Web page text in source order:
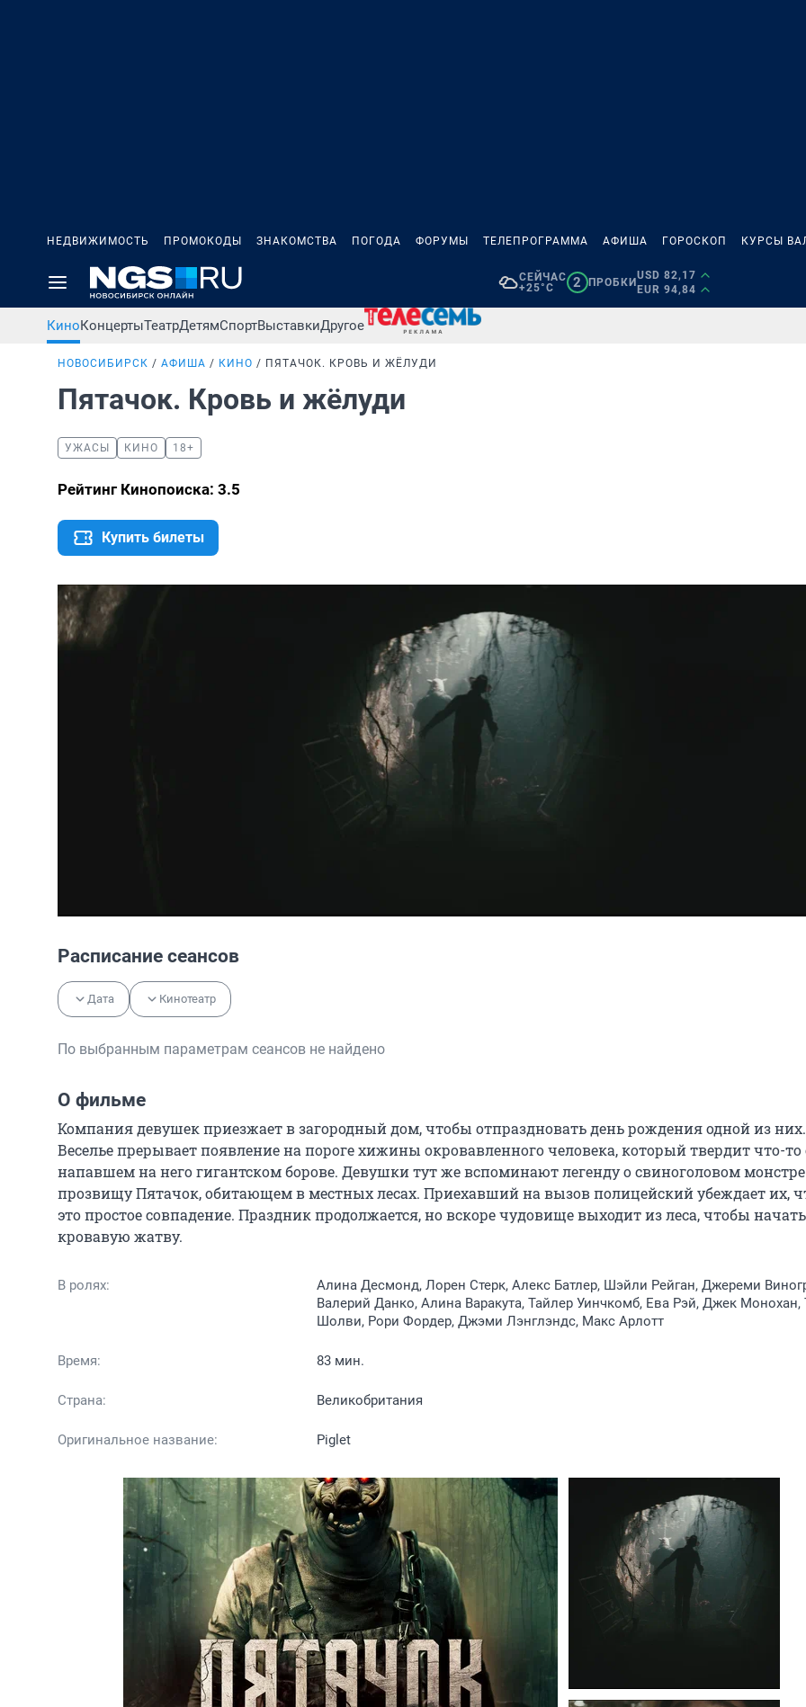
НЕДВИЖИМОСТЬ ПРОМОКОДЫ ЗНАКОМСТВА ПОГОДА ФОРУМЫ ТЕЛЕПРОГРАММА АФИША ГОРОСКОП КУРСЫ
СЕЙЧАС
+25°C
2 ПРОБКИ
USD 82,17
EUR 94,84
КиноКонцертыТеатрДетямСпортВыставкиДругое
НОВОСИБИРСК АФИША КИНО ПЯТАЧОК. КРОВЬ И ЖЁЛУДИ
Пятачок. Кровь и жёлуди
УЖАСЫ КИНО 18+
Рейтинг Кинопоиска: 3.5
Купить билеты
Расписание сеансов
Дата Кинотеатр
По выбранным параметрам сеансов не найдено
О фильме
Компания девушек приезжает в загородный дом, чтобы отпраздновать день рождения одной из них.
Веселье прерывает появление на пороге хижины окровавленного человека, который твердит что-то
напавшем на него гигантском борове. Девушки тут же вспоминают легенду о свиноголовом
прозвищу Пятачок, обитающем в местных лесах. Приехавший на вызов полицейский убеждает их,
это простое совпадение. Праздник продолжается, но вскоре чудовище выходит из леса, чтобы начать
кровавую жатву.
В ролях:
Алина Десмонд, Лорен Стерк, Алекс Батлер, Шэйли Рейган, Джереми
Валерий Данко, Алина Варакута, Тайлер Уинчкомб, Ева Рэй, Джек Монохан,
Шолви, Рори Фордер, Джэми Лэнглэндс, Макс Арлотт
Время: 83 мин.
Страна: Великобритания
Оригинальное название: Piglet